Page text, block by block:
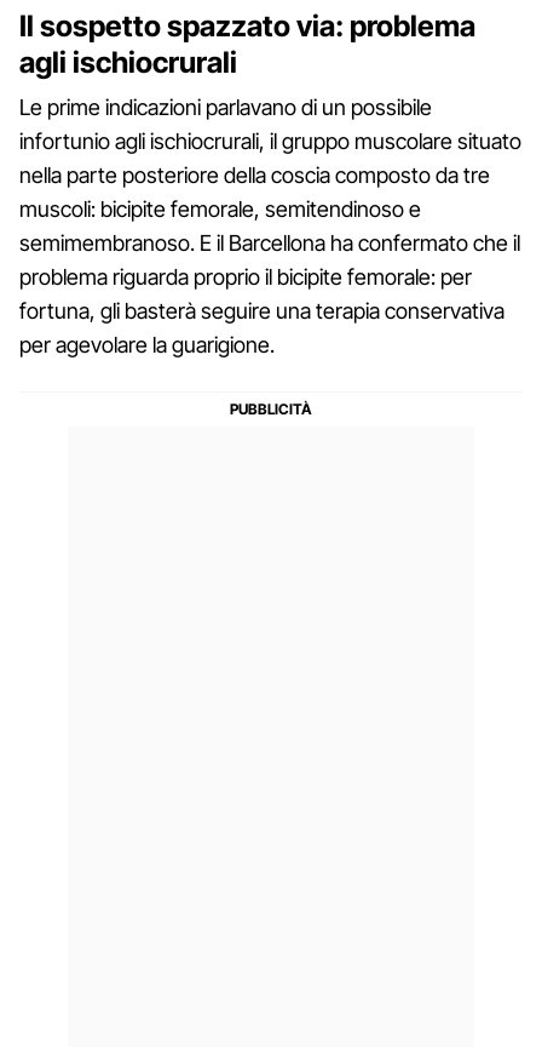
Il sospetto spazzato via: problema
agli ischiocrurali
Le prime indicazioni parlavano di un possibile
infortunio agli ischiocrurali, il gruppo muscolare situato
nella parte posteriore della coscia composto da tre
muscoli: bicipite femorale, semitendinoso e
semimembranoso. E il Barcellona ha confermato che il
problema riguarda proprio il bicipite femorale: per
fortuna, gli basterà seguire una terapia conservativa
per agevolare la guarigione.